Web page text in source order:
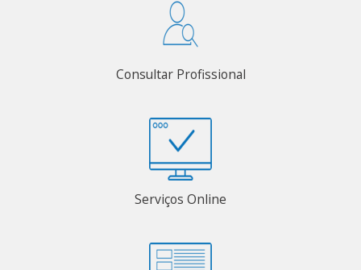
Consultar Profissional
Serviços Online